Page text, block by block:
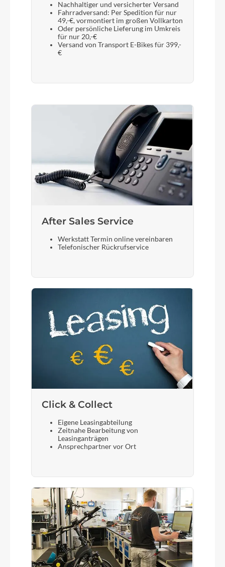
Nachhaltiger und versicherter Versand
Fahrradversand: Per Spedition für nur
49,-€, vormontiert im großen Vollkarton
Oder persönliche Lieferung im Umkreis
für nur 20,-€
Versand von Transport E-Bikes für 399,-
€
After Sales Service
Werkstatt Termin online vereinbaren
Telefonischer Rückrufservice
Click & Collect
Eigene Leasingabteilung
Zeitnahe Bearbeitung von
Leasinganträgen
Ansprechpartner vor Ort